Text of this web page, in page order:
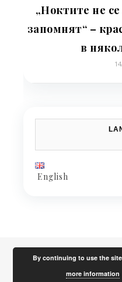
„Ноктите не
запомнят“ –
в
English
By continuing to use the
more information